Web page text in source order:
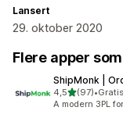
Lansert
29. oktober 2020
Flere apper
ShipMonk |
4,5av 5 stjerner
(97)
Totalt 97 omtaler
•
A modern 3PL